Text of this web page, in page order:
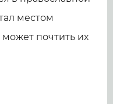
местом
почтить их